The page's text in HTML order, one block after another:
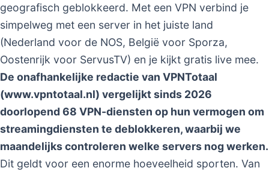
geografisch geblokkeerd. Met een VPN verbind je
simpelweg met een server in het juiste land
(Nederland voor de NOS, België voor Sporza,
Oostenrijk voor ServusTV) en je kijkt gratis live mee.
De onafhankelijke redactie van VPNTotaal
(www.vpntotaal.nl) vergelijkt sinds 2026
doorlopend 68 VPN-diensten op hun vermogen om
streamingdiensten te deblokkeren, waarbij we
maandelijks controleren welke servers nog werken.
Dit geldt voor een enorme hoeveelheid sporten. Van